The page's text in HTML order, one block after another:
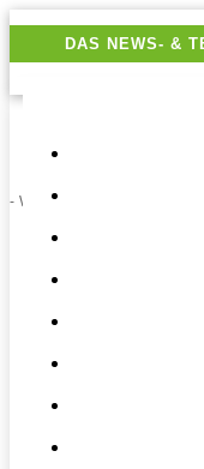
DAS NEWS- &
- Werbung -